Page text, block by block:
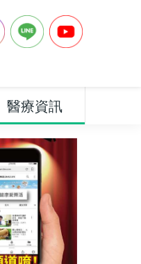
醫療資訊